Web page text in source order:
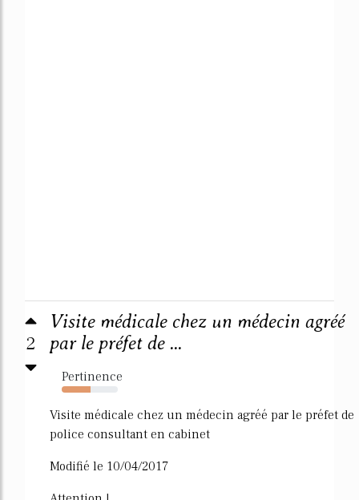
2
Visite médicale chez un médecin agréé
par le préfet de ...
Pertinence
52%
Visite médicale chez un médecin agréé par le préfet de
police consultant en cabinet
Modifié le 10/04/2017